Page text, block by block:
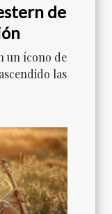
de
un ícono de
las